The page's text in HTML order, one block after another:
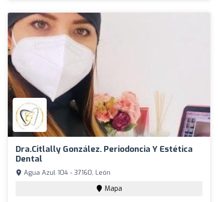
Dra.Citlally González. Periodoncia Y Estética
Dental
Agua Azul 104 - 37160, León
Mapa